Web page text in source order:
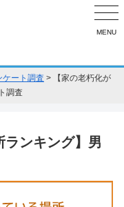
MENU
ケート調査 >
【家の老朽化が
調査
ランキング】男